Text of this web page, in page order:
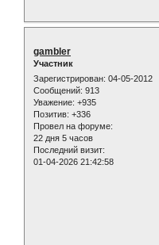
gambler
Участник
Зарегистрирован: 04-05-2012
Сообщений: 913
Уважение: +935
Позитив: +336
Провел на форуме:
22 дня 5 часов
Последний визит:
01-04-2026 21:42:58